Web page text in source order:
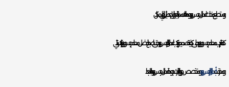
و يستطيع منحك اعمال جبس بورد ودهانات ممتازة جدا ولن تجد مثيل لها باي مكان.
كما تم تدريب معلم جبسون بورد على كيفية تصميم وتركيب اعمال الجبس بورد حتى اصبح افضل معلم جبسون بورد باكستاني
و محترفبأعمال الجبس بوردومتخصص جدا بها يوفر لك جودة اعمال جبس بورد عالية جدا.